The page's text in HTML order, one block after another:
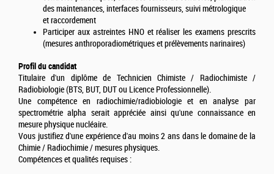
des maintenances, interfaces fournisseurs, suivi métrologique
et raccordement
Participer aux astreintes HNO et réaliser les examens prescrits
(mesures anthroporadiométriques et prélèvements narinaires)
Profil du candidat
Titulaire d'un diplôme de Technicien Chimiste / Radiochimiste /
Radiobiologie (BTS, BUT, DUT ou Licence Professionnelle).
Une compétence en radiochimie/radiobiologie et en analyse par
spectrométrie alpha serait appréciée ainsi qu'une connaissance en
mesure physique nucléaire.
Vous justifiez d'une expérience d'au moins 2 ans dans le domaine de la
Chimie / Radiochimie / mesures physiques.
Compétences et qualités requises :